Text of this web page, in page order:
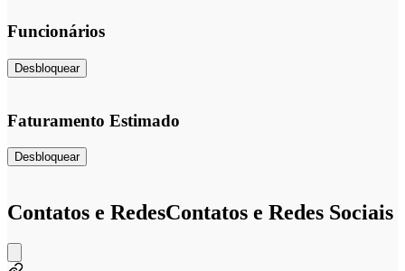
Funcionários
Desbloquear
Faturamento Estimado
Desbloquear
Contatos e RedesContatos e Redes Sociais